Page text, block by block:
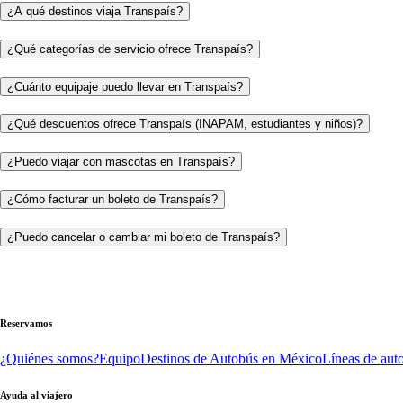
¿A qué destinos viaja Transpaís?
¿Qué categorías de servicio ofrece Transpaís?
¿Cuánto equipaje puedo llevar en Transpaís?
¿Qué descuentos ofrece Transpaís (INAPAM, estudiantes y niños)?
¿Puedo viajar con mascotas en Transpaís?
¿Cómo facturar un boleto de Transpaís?
¿Puedo cancelar o cambiar mi boleto de Transpaís?
Reservamos
¿Quiénes somos?EquipoDestinos de Autobús en MéxicoLíneas de
Ayuda al viajero